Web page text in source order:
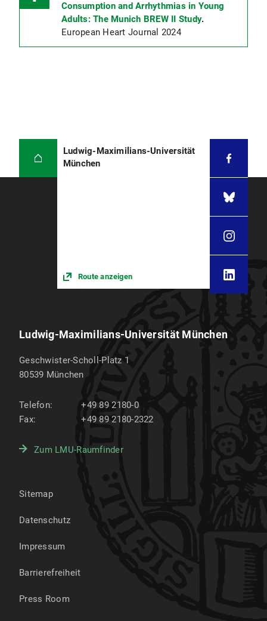
Consumption and Arrhythmias in Young
Adults: The Munich BREW II Study.
European Heart Journal 2024
Ludwig-Maximilians-Universität
München
Route anzeigen
Ludwig-Maximilians-Universität München
Geschwister-Scholl-Platz 1
80539 München
Telefon:
+49 89 2180-0
Fax:
+49 89 2180-2322
Zum LMU-Raumfinder
Sitemap
Datenschutz
Impressum
Barrierefreiheit
Press Room